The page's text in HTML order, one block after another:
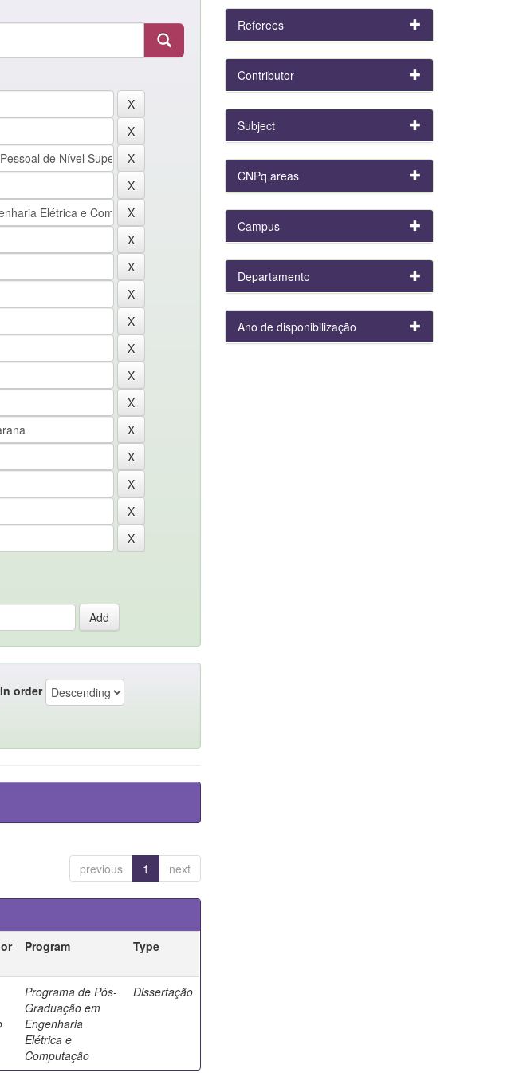
In order
previous 1 next
Program Type
Programa de Pós-
Graduação em
Engenharia
Elétrica e
Computação
Dissertação
Referees
Contributor
Subject
CNPq areas
Campus
Departamento
Ano de disponibilização